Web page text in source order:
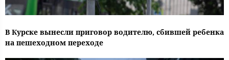
В Курске вынесли приговор водителю, сбившей ребенка
на пешеходном переходе